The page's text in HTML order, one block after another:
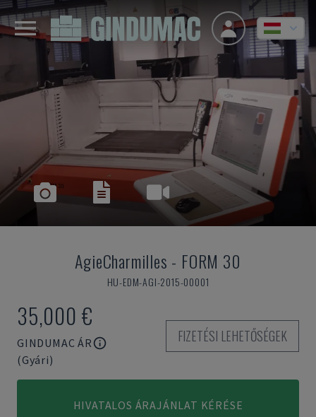
AgieCharmilles - FORM 30
HU-EDM-AGI-2015-00001
35,000 €
GINDUMAC ÁR
(Gyári)
FIZETÉSI LEHETŐSÉGEK
HIVATALOS ÁRAJÁNLAT KÉRÉSE